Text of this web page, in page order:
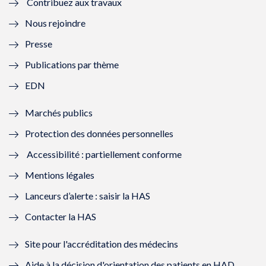
l
l
f
n
ê
t
r
e
)
e
e
n
ê
r
)
ê
t
e
ê
)
Nous rejoindre
Presse
Publications par thème
EDN
Marchés publics
Protection des données personnelles
Accessibilité : partiellement conforme
Mentions légales
Lanceurs d’alerte : saisir la HAS
Contacter la HAS
Site pour l'accréditation des médecins